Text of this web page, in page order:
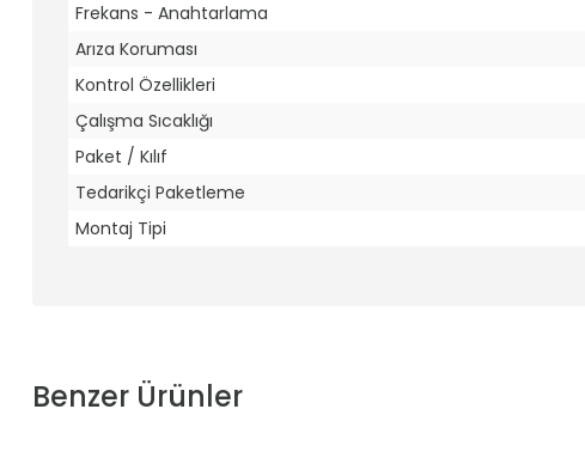
Frekans - Anahtarlama
Arıza Koruması
Kontrol Özellikleri
Çalışma Sıcaklığı
Paket / Kılıf
Tedarikçi Paketleme
Montaj Tipi
Benzer Ürünler